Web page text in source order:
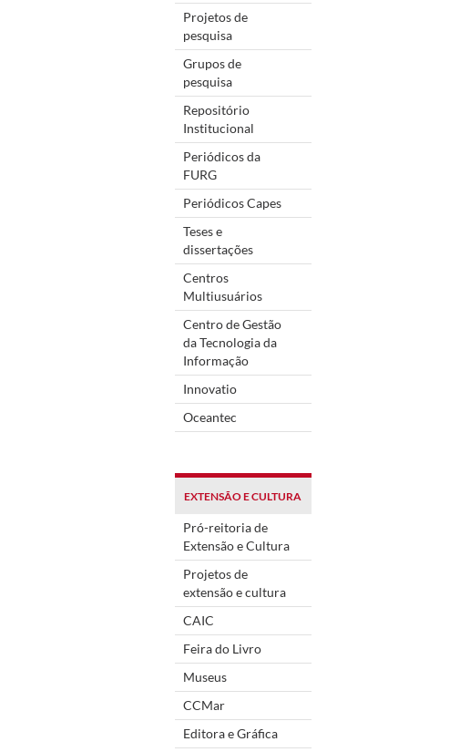
Projetos de
pesquisa
Grupos de
pesquisa
Repositório
Institucional
Periódicos da
FURG
Periódicos Capes
Teses e
dissertações
Centros
Multiusuários
Centro de Gestão
da Tecnologia da
Informação
Innovatio
Oceantec
EXTENSÃO E CULTURA
Pró-reitoria de
Extensão e Cultura
Projetos de
extensão e cultura
CAIC
Feira do Livro
Museus
CCMar
Editora e Gráfica